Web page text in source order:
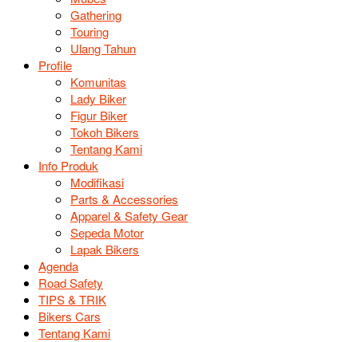
Gathering
Touring
Ulang Tahun
Profile
Komunitas
Lady Biker
Figur Biker
Tokoh Bikers
Tentang Kami
Info Produk
Modifikasi
Parts & Accessories
Apparel & Safety Gear
Sepeda Motor
Lapak Bikers
Agenda
Road Safety
TIPS & TRIK
Bikers Cars
Tentang Kami